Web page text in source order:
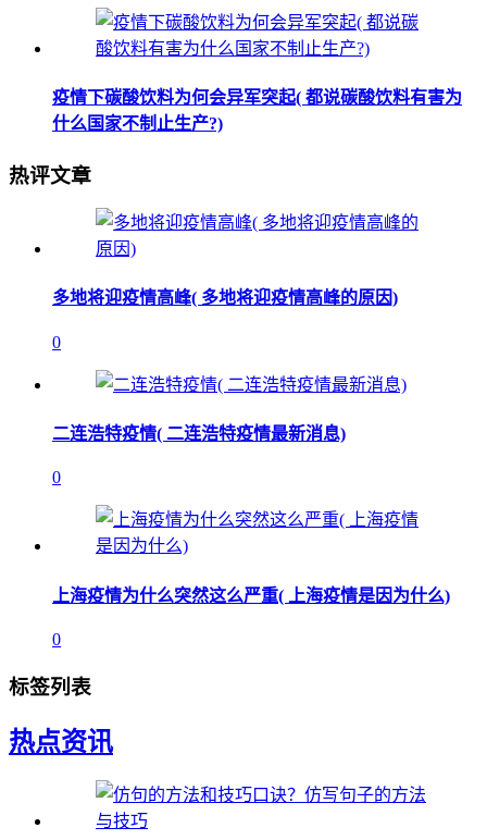
疫情下碳酸饮料为何会异军突起( 都说碳酸饮料有害为
什么国家不制止生产?)
热评文章
多地将迎疫情高峰( 多地将迎疫情高峰的原因)
0
二连浩特疫情( 二连浩特疫情最新消息)
0
上海疫情为什么突然这么严重( 上海疫情是因为什么)
0
标签列表
热点资讯